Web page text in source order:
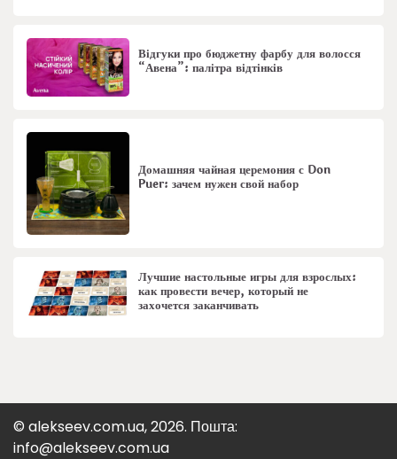
Відгуки про бюджетну фарбу для волосся
“Авена”: палітра відтінків
Домашняя чайная церемония с Don
Puer: зачем нужен свой набор
Лучшие настольные игры для взрослых:
как провести вечер, который не
захочется заканчивать
© alekseev.com.ua, 2026. Пошта:
info@alekseev.com.ua